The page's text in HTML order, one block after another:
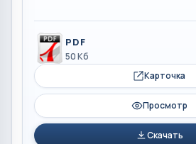
PDF
50 Кб
Карточка
Просмотр
Скачать